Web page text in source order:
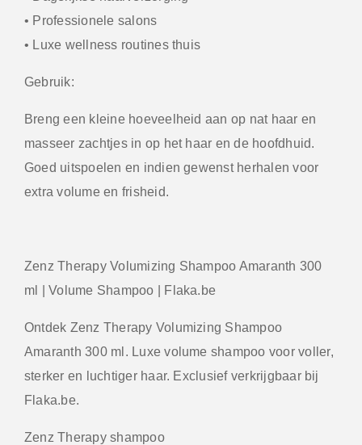
• Professionele salons
• Luxe wellness routines thuis
Gebruik:
Breng een kleine hoeveelheid aan op nat haar en
masseer zachtjes in op het haar en de hoofdhuid.
Goed uitspoelen en indien gewenst herhalen voor
extra volume en frisheid.
Zenz Therapy Volumizing Shampoo Amaranth 300
ml | Volume Shampoo | Flaka.be
Ontdek Zenz Therapy Volumizing Shampoo
Amaranth 300 ml. Luxe volume shampoo voor voller,
sterker en luchtiger haar. Exclusief verkrijgbaar bij
Flaka.be.
Zenz Therapy shampoo